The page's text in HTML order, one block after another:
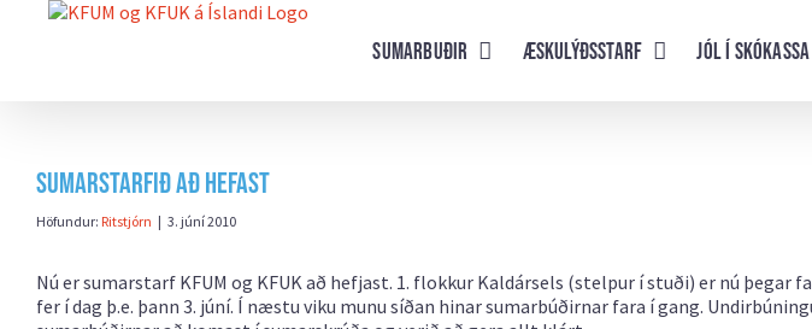
Sumarbuðir Æskulýðsstarf Jól í skókassa
Sumarstarfið að hefast
Höfundur: Ritstjórn | 3. júní 2010
Nú er sumarstarf KFUM og KFUK að hefjast. 1. flokkur Kaldársels (stelpur í stuði) er nú þegar
fer í dag þ.e. þann 3. júní. Í næstu viku munu síðan hinar sumarbúðirnar fara í gang.